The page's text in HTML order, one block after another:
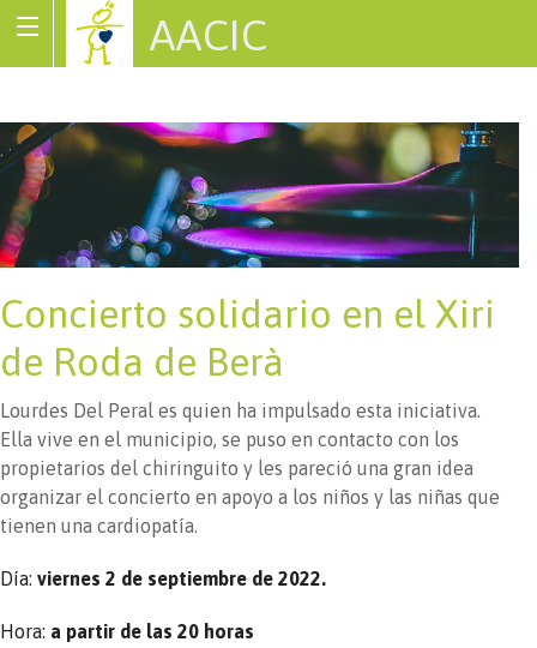
AACIC
Concierto solidario en el Xiri
de Roda de Berà
Lourdes Del Peral es quien ha impulsado esta iniciativa.
Ella vive en el municipio, se puso en contacto con los
propietarios del chiringuito y les pareció una gran idea
organizar el concierto en apoyo a los niños y las niñas que
tienen una cardiopatía.
Día: viernes 2 de septiembre de 2022.
Hora: a partir de las 20 horas